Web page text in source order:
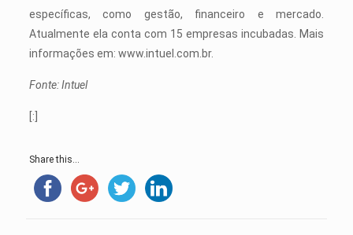
específicas, como gestão, financeiro e mercado.
Atualmente ela conta com 15 empresas incubadas. Mais
informações em: www.intuel.com.br.
Fonte: Intuel
[:]
Share this...